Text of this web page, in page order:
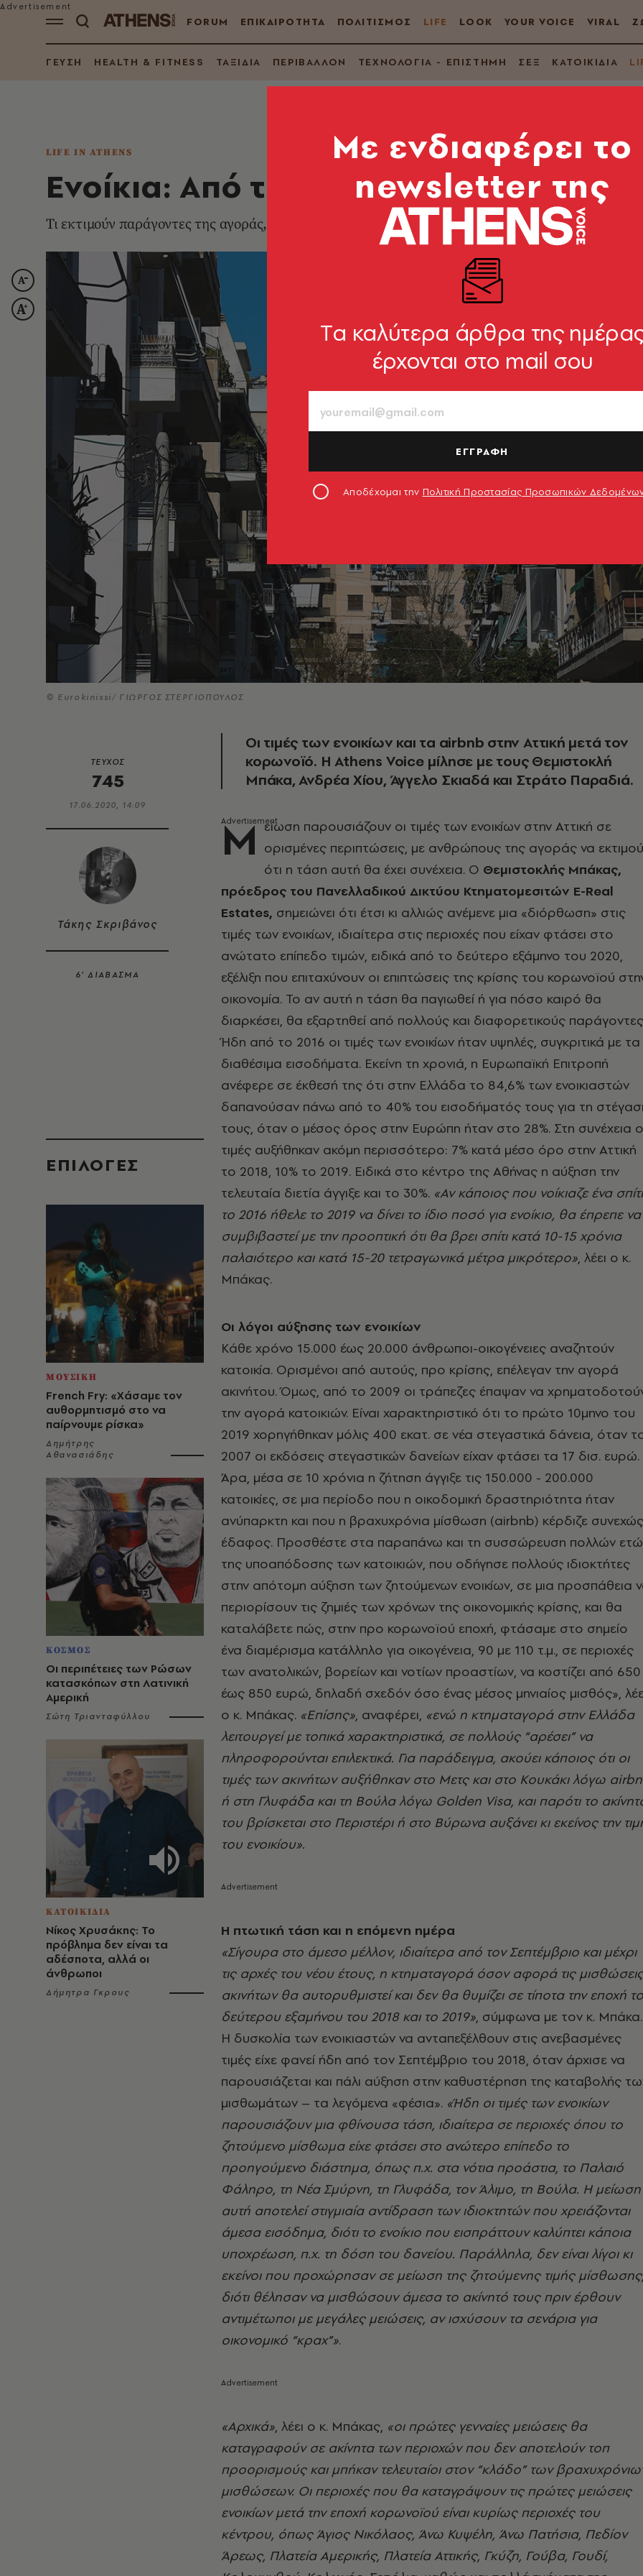
FORUM ΕΠΙΚΑΙΡΟΤΗΤΑ ΠΟΛΙΤΙΣΜΟΣ LIFE LOOK YOUR VOICE VIRAL
ΓΕΥΣΗ HEALTH & FITNESS ΤΑΞΙΔΙΑ ΠΕΡΙΒΑΛΛΟΝ ΤΕΧΝΟΛΟΓΙΑ - ΕΠΙΣΤΗΜΗ ΣΕΞ ΚΑΤΟΙΚΙΔΙΑ
LIFE IN ATHENS
Ενοίκια: Από την άνοδο στην πτώση
Τι εκτιμούν παράγοντες της αγοράς, πώς επηρεάζουν τα airbnb και τι θα γίνει την επόμενη μέρα
© Eurokinissi/ ΓΙΩΡΓΟΣ ΣΤΕΡΓΙΟΠΟΥΛΟΣ
ΤΕΥΧΟΣ
745
17.06.2020, 14:09
Τάκης Σκριβάνος
6’ ΔΙΑΒΑΣΜΑ
EΠΙΛΟΓΈΣ
ΜΟΥΣΙΚΗ
French Fry: «Χάσαμε τον
αυθορμητισμό στο να
παίρνουμε ρίσκα»
Δημήτρης
Αθανασιάδης
ΚΟΣΜΟΣ
Οι περιπέτειες των Ρώσων
κατασκόπων στη Λατινική
Αμερική
Σώτη Τριανταφύλλου
ΚΑΤΟΙΚΙΔΙΑ
Νίκος Χρυσάκης: Το
πρόβλημα δεν είναι τα
αδέσποτα, αλλά οι
άνθρωποι
Δήμητρα Γκρους
Οι τιμές των ενοικίων και τα airbnb στην Αττική μετά τον
κορωνοϊό. Η Athens Voice μίλησε με τους Θεμιστοκλή
Μπάκα, Ανδρέα Χίου, Άγγελο Σκιαδά και Στράτο Παραδιά.
Μ είωση παρουσιάζουν οι τιμές των ενοικίων στην Αττική σε
ορισμένες περιπτώσεις, με ανθρώπους της αγοράς να
ότι η τάση αυτή θα έχει συνέχεια. Ο Θεμιστοκλής Μπάκας,
πρόεδρος του Πανελλαδικού Δικτύου Κτηματομεσιτών E-Real
Estates, σημειώνει ότι έτσι κι αλλιώς ανέμενε μια «διόρθωση» στις
τιμές των ενοικίων, ιδιαίτερα στις περιοχές που είχαν φτάσει στο
ανώτατο επίπεδο τιμών, ειδικά από το δεύτερο εξάμηνο του 2020,
εξέλιξη που επιταχύνουν οι επιπτώσεις της κρίσης του κορωνοϊού
οικονομία. Το αν αυτή η τάση θα παγιωθεί ή για πόσο καιρό θα
διαρκέσει, θα εξαρτηθεί από πολλούς και διαφορετικούς
Ήδη από το 2016 οι τιμές των ενοικίων ήταν υψηλές, συγκριτικά με τα
διαθέσιμα εισοδήματα. Εκείνη τη χρονιά, η Ευρωπαϊκή Επιτροπή
ανέφερε σε έκθεσή της ότι στην Ελλάδα το 84,6% των ενοικιαστών
δαπανούσαν πάνω από το 40% του εισοδήματός τους για τη
τους, όταν ο μέσος όρος στην Ευρώπη ήταν στο 28%. Στη συνέχεια
τιμές αυξήθηκαν ακόμη περισσότερο: 7% κατά μέσο όρο στην Αττική
το 2018, 10% το 2019. Ειδικά στο κέντρο της Αθήνας η αύξηση την
τελευταία διετία άγγιξε και το 30%. «Αν κάποιος που νοίκιαζε ένα σπίτι
το 2016 ήθελε το 2019 να δίνει το ίδιο ποσό για ενοίκιο, θα έπρεπε να
συμβιβαστεί με την προοπτική ότι θα βρει σπίτι κατά 10-15 χρόνια
παλαιότερο και κατά 15-20 τετραγωνικά μέτρα μικρότερο», λέει ο κ.
Μπάκας.
Οι λόγοι αύξησης των ενοικίων
Κάθε χρόνο 15.000 έως 20.000 άνθρωποι-οικογένειες αναζητούν
κατοικία. Ορισμένοι από αυτούς, προ κρίσης, επέλεγαν την αγορά
ακινήτου. Όμως, από το 2009 οι τράπεζες έπαψαν να
την αγορά κατοικιών. Είναι χαρακτηριστικό ότι το πρώτο 10μηνο του
2019 χορηγήθηκαν μόλις 400 εκατ. σε νέα στεγαστικά δάνεια, όταν
2007 οι εκδόσεις στεγαστικών δανείων είχαν φτάσει τα 17 δισ. ευρώ.
Άρα, μέσα σε 10 χρόνια η ζήτηση άγγιξε τις 150.000 - 200.000
κατοικίες, σε μια περίοδο που η οικοδομική δραστηριότητα ήταν
ανύπαρκτη και που η βραχυχρόνια μίσθωση (airbnb) κέρδιζε συνεχώς
έδαφος. Προσθέστε στα παραπάνω και τη συσσώρευση πολλών
της υποαπόδοσης των κατοικιών, που οδήγησε πολλούς ιδιοκτήτες
στην απότομη αύξηση των ζητούμενων ενοικίων, σε μια προσπάθεια
περιορίσουν τις ζημιές των χρόνων της οικονομικής κρίσης, και θα
καταλάβετε πώς, στην προ κορωνοϊού εποχή, φτάσαμε στο σημείο
ένα διαμέρισμα κατάλληλο για οικογένεια, 90 με 110 τ.μ., σε περιοχές
των ανατολικών, βορείων και νοτίων προαστίων, να κοστίζει από 650
έως 850 ευρώ, δηλαδή σχεδόν όσο ένας μέσος μηνιαίος μισθός»,
ο κ. Μπάκας. «Επίσης», αναφέρει, «ενώ η κτηματαγορά στην Ελλάδα
λειτουργεί με τοπικά χαρακτηριστικά, σε πολλούς “αρέσει” να
πληροφορούνται επιλεκτικά. Για παράδειγμα, ακούει κάποιος ότι οι
τιμές των ακινήτων αυξήθηκαν στο Μετς και στο Κουκάκι λόγω
ή στη Γλυφάδα και τη Βούλα λόγω Golden Visa, και παρότι το
του βρίσκεται στο Περιστέρι ή στο Βύρωνα αυξάνει κι εκείνος την
του ενοικίου».
Η πτωτική τάση και η επόμενη ημέρα
«Σίγουρα στο άμεσο μέλλον, ιδιαίτερα από τον Σεπτέμβριο και μέχρι
τις αρχές του νέου έτους, η κτηματαγορά όσον αφορά τις μισθώσεις
ακινήτων θα αυτορυθμιστεί και δεν θα θυμίζει σε τίποτα την εποχή
δεύτερου εξαμήνου του 2018 και το 2019», σύμφωνα με τον κ. Μπάκα.
Η δυσκολία των ενοικιαστών να ανταπεξέλθουν στις ανεβασμένες
τιμές είχε φανεί ήδη από τον Σεπτέμβριο του 2018, όταν άρχισε να
παρουσιάζεται και πάλι αύξηση στην καθυστέρηση της καταβολής
μισθωμάτων – τα λεγόμενα «φέσια». «Ήδη οι τιμές των ενοικίων
παρουσιάζουν μια φθίνουσα τάση, ιδιαίτερα σε περιοχές όπου το
ζητούμενο μίσθωμα είχε φτάσει στο ανώτερο επίπεδο το
προηγούμενο διάστημα, όπως π.χ. στα νότια προάστια, το Παλαιό
Φάληρο, τη Νέα Σμύρνη, τη Γλυφάδα, τον Άλιμο, τη Βούλα. Η μείωση
αυτή αποτελεί στιγμιαία αντίδραση των ιδιοκτητών που χρειάζονται
άμεσα εισόδημα, διότι το ενοίκιο που εισπράττουν καλύπτει κάποια
υποχρέωση, π.χ. τη δόση του δανείου. Παράλληλα, δεν είναι λίγοι κι
εκείνοι που προχώρησαν σε μείωση της ζητούμενης τιμής
διότι θέλησαν να μισθώσουν άμεσα το ακίνητό τους πριν έρθουν
αντιμέτωποι με μεγάλες μειώσεις, αν ισχύσουν τα σενάρια για
οικονομικό “κραχ”».
«Αρχικά», λέει ο κ. Μπάκας, «οι πρώτες γενναίες μειώσεις θα
καταγραφούν σε ακίνητα των περιοχών που δεν αποτελούν τοπ
προορισμούς και μπήκαν τελευταίοι στον “κλάδο” των
μισθώσεων. Οι περιοχές που θα καταγράψουν τις πρώτες μειώσεις
ενοικίων μετά την εποχή κορωνοϊού είναι κυρίως περιοχές του
κέντρου, όπως Άγιος Νικόλαος, Άνω Κυψέλη, Άνω Πατήσια, Πεδίον
Άρεως, Πλατεία Αμερικής, Πλατεία Αττικής, Γκύζη, Γούβα, Γουδί,
Mε ενδιαφέρει το
newsletter της
Tα καλύτερα άρθρα της
έρχονται στο mail σου
ΕΓΓΡΑΦΗ
Αποδέχομαι την Πολιτική Προστασίας Προσωπικών